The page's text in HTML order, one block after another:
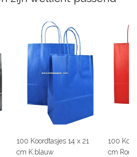
100 Koordtasjes 14 x 21
cm K.blauw
100
cm Rood